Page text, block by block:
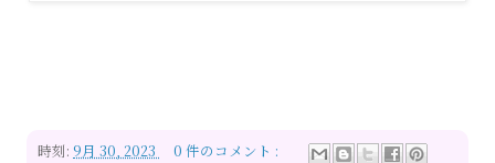
時刻: 9月 30, 2023
0 件のコメント :